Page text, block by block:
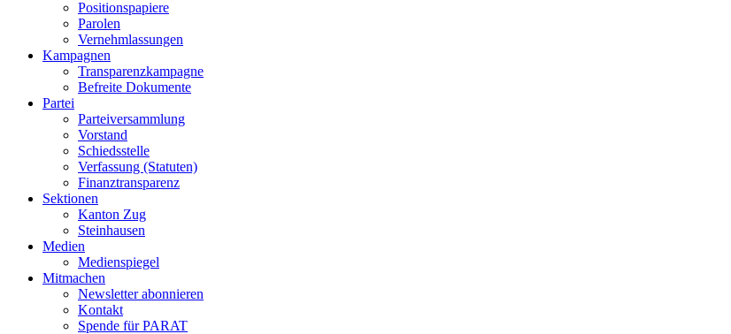
Positionspapiere
Parolen
Vernehmlassungen
Kampagnen
Transparenzkampagne
Befreite Dokumente
Partei
Parteiversammlung
Vorstand
Schiedsstelle
Verfassung (Statuten)
Finanztransparenz
Sektionen
Kanton Zug
Steinhausen
Medien
Medienspiegel
Mitmachen
Newsletter abonnieren
Kontakt
Spende für PARAT